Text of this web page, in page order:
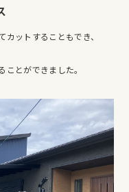
ットすることもでき、
とができました。